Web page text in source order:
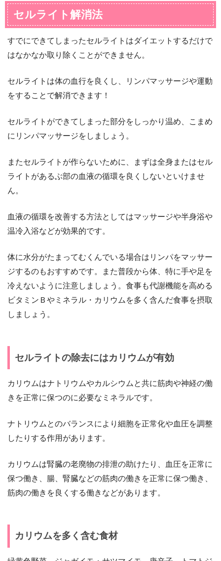
セルライト解消法
すでにできてしまったセルライトはダイエットするだけで
はなかなか取り除くことができません。
セルライトは体の血行を良くし、リンパマッサージや運動
をすることで解消できます！
セルライトができてしまった部分をしっかり温め、こまめ
にリンパマッサージをしましょう。
またセルライトが作らないために、まずは全身またはセル
ライトがあるぶ部の血液の循環を良くしないといけませ
ん。
血液の循環を改善する方法としてはマッサージや半身浴や
温冷入浴などが効果的です。
体に水分がたまってむくんでいる場合はリンパをマッサー
ジするのもおすすめです。また普段から体、特に手や足を
冷えないように注意しましょう。食事も代謝機能を高める
ビタミンＢやミネラル・カリウムを多く含んだ食事を摂取
しましょう。
セルライトの除去にはカリウムが有効
カリウムはナトリウムやカルシウムと共に筋肉や神経の働
きを正常に保つのに必要なミネラルです。
ナトリウムとのバランスにより細胞を正常化や血圧を調整
したりする作用があります。
カリウムは腎臓の老廃物の排泄の助けたり、血圧を正常に
保つ働き、腸、腎臓などの筋肉の働きを正常に保つ働き、
筋肉の働きを良くする働きなどがあります。
カリウムを多く含む食材